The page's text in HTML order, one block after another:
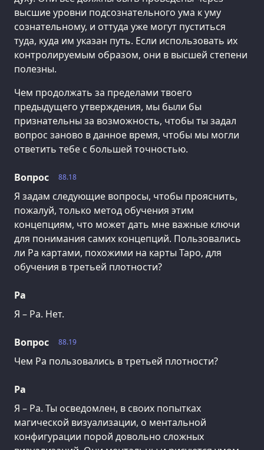
высшие уровни подсознательного ума к уму
сознательному, и оттуда уже могут пуститься
туда, куда им указан путь. Если использовать их
контролируемым образом, они в высшей степени
полезны.
Чем продолжать за пределами твоего
предыдущего утверждения, мы были бы
признательны за возможность, чтобы ты задал
вопрос заново в данное время, чтобы мы могли
ответить тебе с большей точностью.
88.18
Вопрос
Я задам следующие вопросы, чтобы прояснить,
пожалуй, только метод обучения этим
концепциям, что может дать мне важные ключи
для понимания самих концепций. Пользовались
ли Ра картами, похожими на карты Таро, для
обучения в третьей плотности?
Ра
Я – Ра. Нет.
88.19
Вопрос
Чем Ра пользовались в третьей плотности?
Ра
Я – Ра. Ты осведомлен, в своих попытках
магической визуализации, о ментальной
конфигурации порой довольно сложных